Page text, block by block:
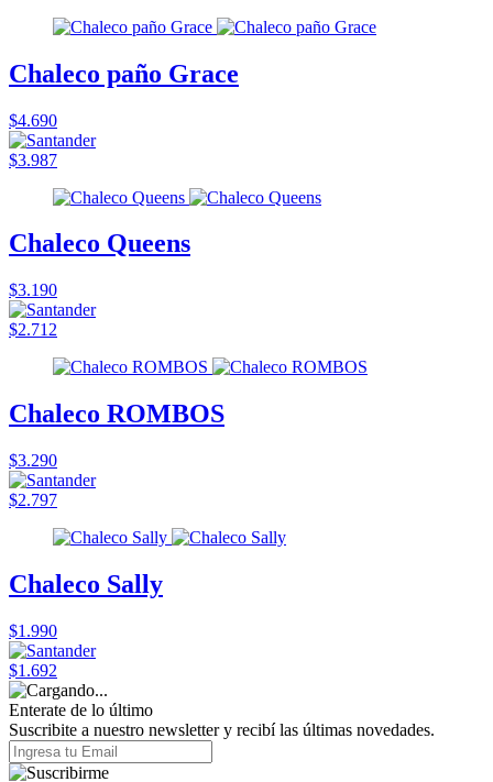
Chaleco paño Grace
$4.690
$3.987
Chaleco Queens
$3.190
$2.712
Chaleco ROMBOS
$3.290
$2.797
Chaleco Sally
$1.990
$1.692
Enterate de lo último
Suscribite a nuestro newsletter y recibí las últimas novedades.